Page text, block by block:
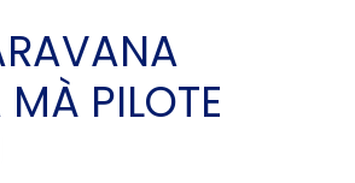
PILOTE